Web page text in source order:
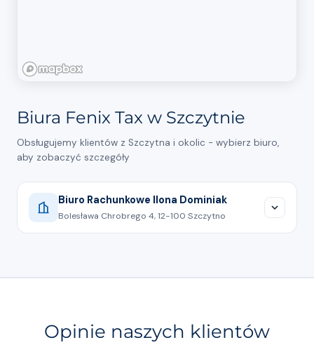
Biura Fenix Tax w Szczytnie
Obsługujemy klientów z Szczytna i okolic - wybierz biuro,
aby zobaczyć szczegóły
Biuro Rachunkowe Ilona Dominiak
Bolesława Chrobrego 4, 12-100 Szczytno
Pokaż na mapie
spoczywa na każdej osobie osiągającej dochód –
Opinie naszych klientów